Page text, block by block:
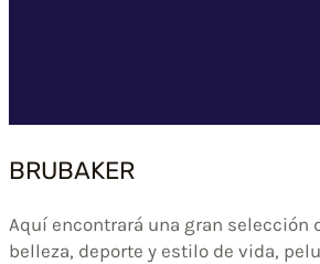
BRUBAKER
Aquí encontrará una gran selección
belleza, deporte y estilo de vida,